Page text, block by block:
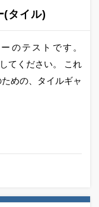
(タイル)
のテストです。
てください。 これ
めの、タイルギャ